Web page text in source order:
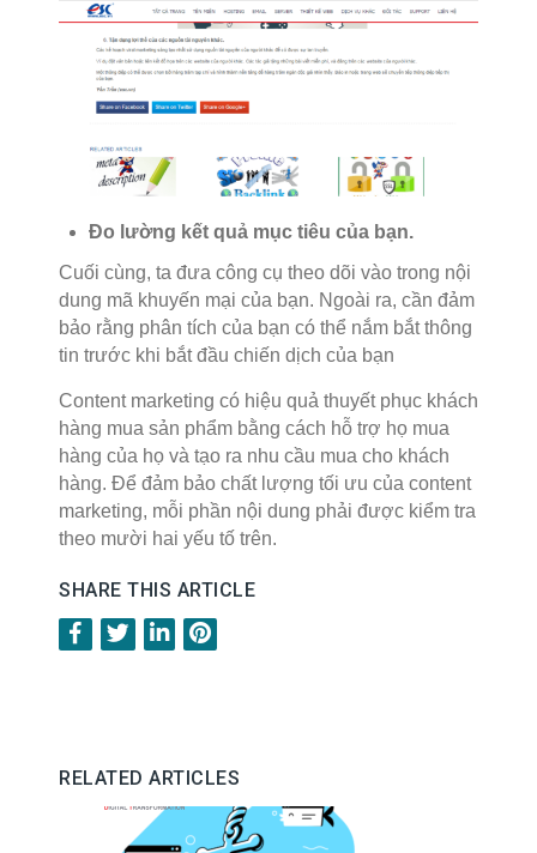
Đo lường kết quả mục tiêu của bạn.
Cuối cùng, ta đưa công cụ theo dõi vào trong nội
dung mã khuyến mại của bạn. Ngoài ra, cần đảm
bảo rằng phân tích của bạn có thể nắm bắt thông
tin trước khi bắt đầu chiến dịch của bạn
Content marketing có hiệu quả thuyết phục khách
hàng mua sản phẩm bằng cách hỗ trợ họ mua
hàng của họ và tạo ra nhu cầu mua cho khách
hàng. Để đảm bảo chất lượng tối ưu của content
marketing, mỗi phần nội dung phải được kiểm tra
theo mười hai yếu tố trên.
SHARE THIS ARTICLE
RELATED ARTICLES